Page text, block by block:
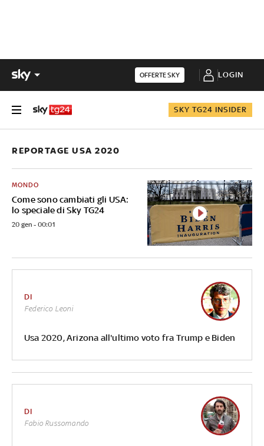
OFFERTE SKY LOGIN
SKY TG24 INSIDER
REPORTAGE USA 2020
Come sono cambiati gli USA:
lo speciale di Sky TG24
MONDO
20 gen - 00:01
Usa 2020, Arizona all'ultimo voto fra Trump e Biden
DI
Federico Leoni
DI
Fabio Russomando